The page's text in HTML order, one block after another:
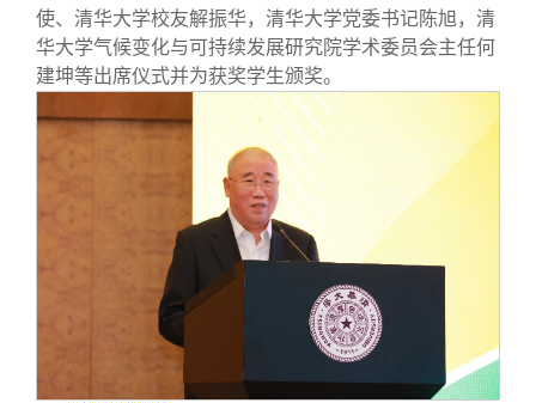
《水木清华》
新媒体平台
清华人物
青春风采
校友文苑
校友服务
信息化服务
三创大赛
校友总会
总会简介
会长致辞
使、清华大学校友解振华，清华大学党委书记陈旭，清
华大学气候变化与可持续发展研究院学术委员会主任何
建坤等出席仪式并为获奖学生颁奖。